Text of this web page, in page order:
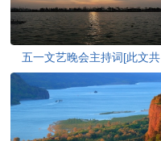
五一文艺晚会主持词[此文共